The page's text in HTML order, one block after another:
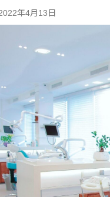
年4月13日